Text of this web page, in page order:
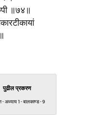
॥७४॥
पुढील प्रकरण
- अध्याय 1 - बालकाण्ड - 9